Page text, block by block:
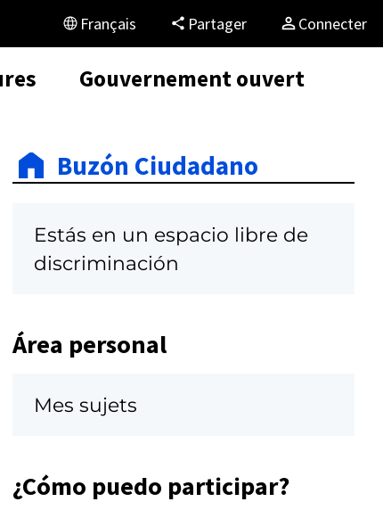
Français Partager Connecter
Gouvernement ouvert
Buzón Ciudadano
Estás en un espacio libre de
discriminación
Área personal
Mes sujets
¿Cómo puedo participar?